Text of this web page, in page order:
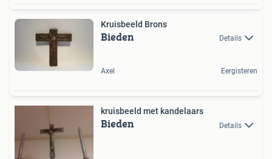
Kruisbeeld Brons
Bieden Details
Axel Eergisteren
kruisbeeld met kandelaars
Bieden Details